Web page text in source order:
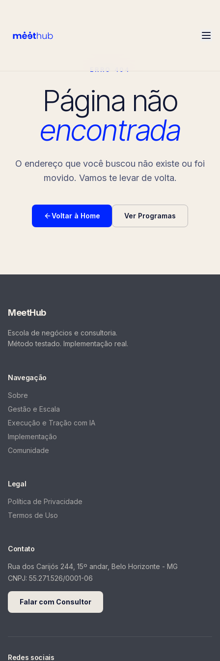
ERRO 404
Página não
encontrada
O endereço que você buscou não existe ou foi
movido. Vamos te levar de volta.
Voltar à Home Ver Programas
MeetHub
Escola de negócios e consultoria.
Método testado. Implementação real.
Navegação
Sobre
Gestão e Escala
Execução e Tração com IA
Implementação
Comunidade
Legal
Política de Privacidade
Termos de Uso
Contato
Rua dos Carijós 244, 15º andar, Belo Horizonte - MG
CNPJ: 55.271.526/0001-06
Falar com Consultor
Redes sociais